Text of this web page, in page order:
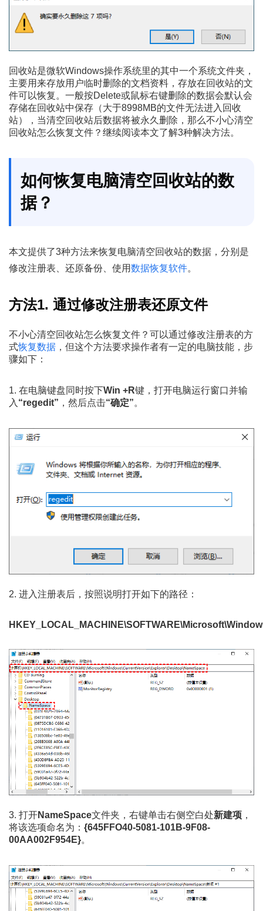
回收站是微软Windows操作系统里的其中一个系统文件夹，
主要用来存放用户临时删除的文档资料，存放在回收站的文
件可以恢复。一般按Delete或鼠标右键删除的数据会默认会
存储在回收站中保存（大于8998MB的文件无法进入回收
站），当清空回收站后数据将被永久删除，那么不小心清空
回收站怎么恢复文件？继续阅读本文了解3种解决方法。
如何恢复电脑清空回收站的数
据？
本文提供了3种方法来恢复电脑清空回收站的数据，分别是
修改注册表、还原备份、使用数据恢复软件。
方法1. 通过修改注册表还原文件
不小心清空回收站怎么恢复文件？可以通过修改注册表的方
式恢复数据 ，但这个方法要求操作者有一定的电脑技能，步
骤如下：
1. 在电脑键盘同时按下Win +R键，打开电脑运行窗口并输
入 “regedit” ，然后点击“确定”。
2. 进入注册表后，按照说明打开如下的路径：
3. 打开NameSpace文件夹，右键单击右侧空白处新建项 ，
将该选项命名为： {645FFO40-5081-101B-9F08-
00AA002F954E}。